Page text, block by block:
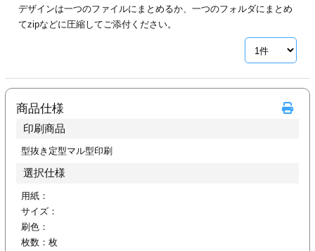
印刷
リーブ印刷
加工
フォルダー
ァイル印刷
デザインは一つのファイルにまとめるか、一つのフォルダにまとめ
てzipなどに圧縮してご添付ください。
商品仕様
印刷商品
型抜き定型マル型印刷
選択仕様
用紙：
サイズ：
刷色：
枚数： 枚